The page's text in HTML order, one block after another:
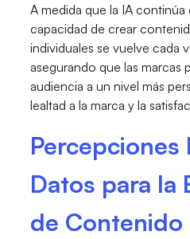
A medida que la IA
capacidad de crear
individuales se vuelve cada
asegurando que las
audiencia a un nivel más
lealtad a la marca y la
Percepciones
Datos para la
de Contenido